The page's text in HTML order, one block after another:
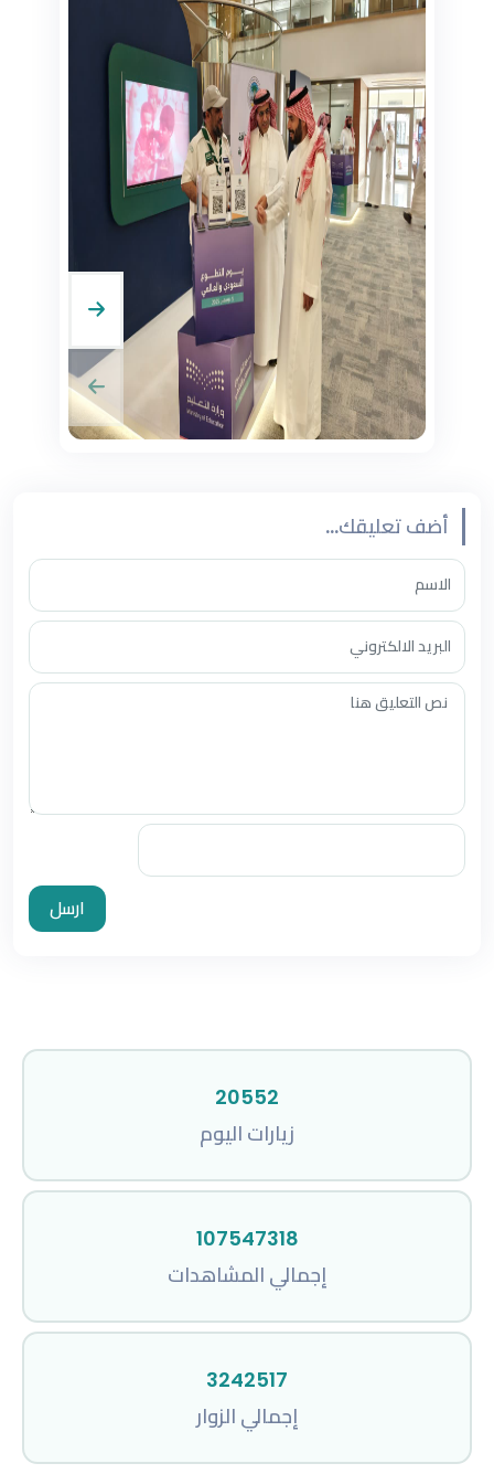
أضف تعليقك...
ارسل
20552
زيارات اليوم
107547318
إجمالي المشاهدات
3242517
إجمالي الزوار